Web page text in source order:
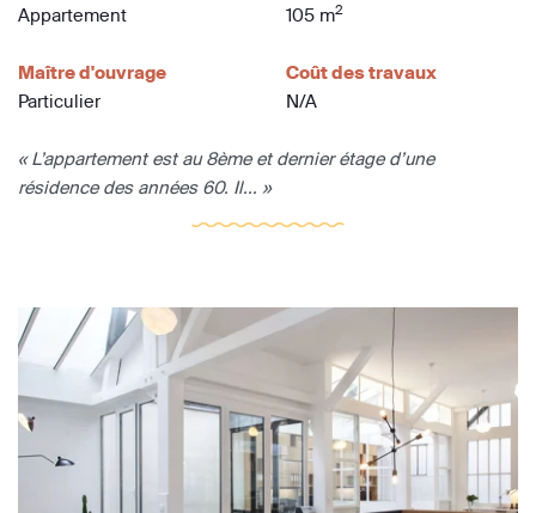
Appartement
105 m2
Maître d'ouvrage
Particulier
Coût des travaux
N/A
« L’appartement est au 8ème et dernier étage d’une
résidence des années 60. Il... »